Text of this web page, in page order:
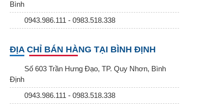
Bình
0943.986.111 - 0983.518.338
ĐỊA CHỈ BÁN HÀNG TẠI BÌNH ĐỊNH
Số 603 Trần Hưng Đạo, TP. Quy Nhơn, Bình
Định
0943.986.111 - 0983.518.338